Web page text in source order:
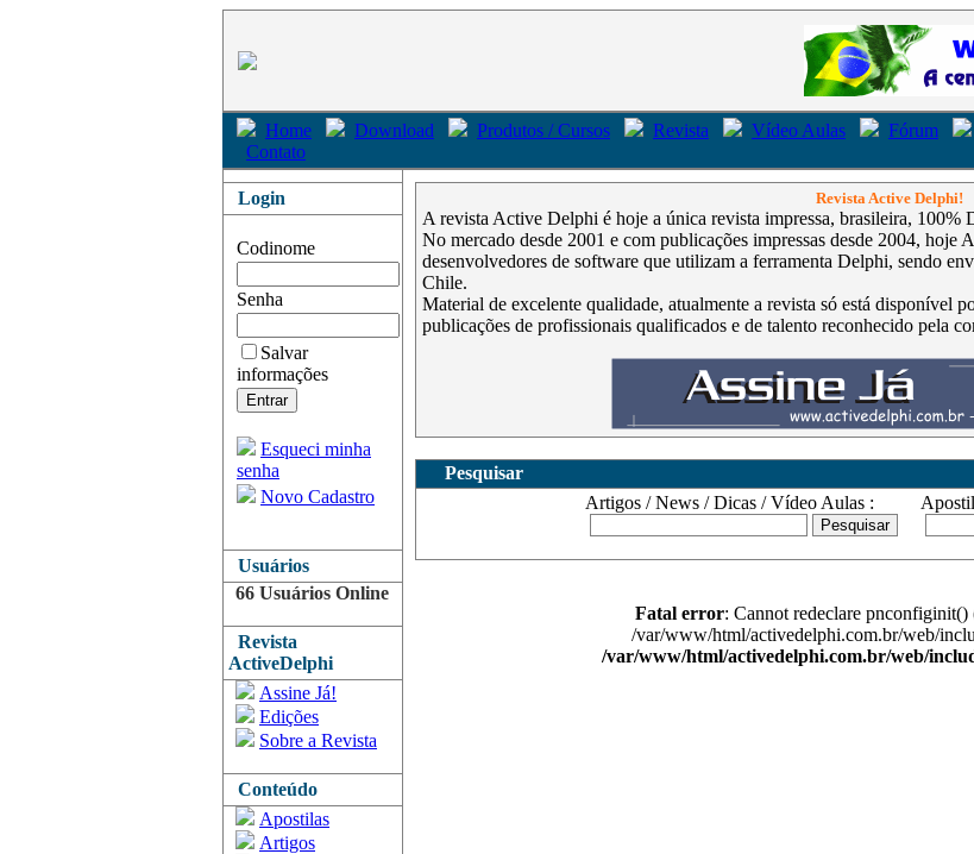
Home Download Produtos / Cursos Revista Vídeo Aulas
Fórum
Contato
Login
Codinome
Senha
Salvar
informações
Esqueci minha
senha
Novo Cadastro
Usuários
66 Usuários Online
Revista
ActiveDelphi
Assine Já!
Edições
Sobre a Revista
Conteúdo
Apostilas
Artigos
Revista Active Delphi!
A revista Active Delphi é hoje a única revista impressa, brasileira, 100%
No mercado desde 2001 e com publicações impressas desde 2004, hoje
desenvolvedores de software que utilizam a ferramenta Delphi, sendo
Chile.
Material de excelente qualidade, atualmente a revista só está disponível
publicações de profissionais qualificados e de talento reconhecido pela
Pesquisar
Artigos / News / Dicas / Vídeo Aulas :
Fatal error: Cannot redeclare
/var/www/html/activedelphi.com.br/web/
/var/www/html/activedelphi.com.br/web/